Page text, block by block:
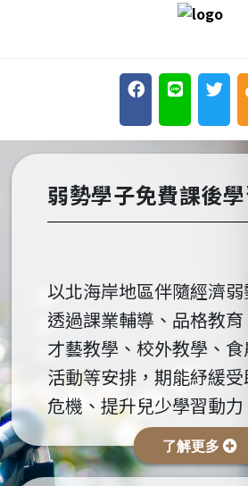
弱勢學子免費課後
以北海岸地區伴隨經濟
透過課業輔導、品格教育
才藝教學、校外教學、
活動等安排，期能紓緩
危機、提升兒少學習動
子互動模式的產生，以減
複製。